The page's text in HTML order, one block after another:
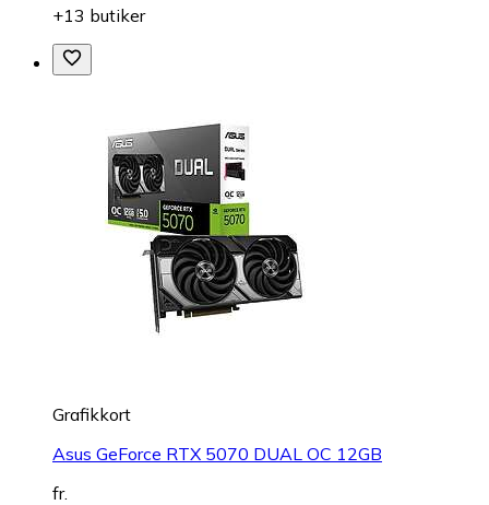
+13 butiker
Grafikkort
Asus GeForce RTX 5070 DUAL OC 12GB
fr.